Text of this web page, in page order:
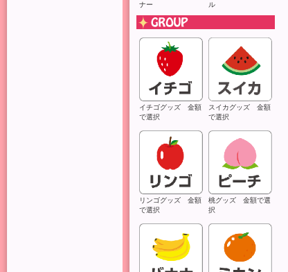
ナー
ル
イチゴグッズ 金額
で選択
スイカグッズ 金額
で選択
リンゴグッズ 金額
で選択
桃グッズ 金額で選
択